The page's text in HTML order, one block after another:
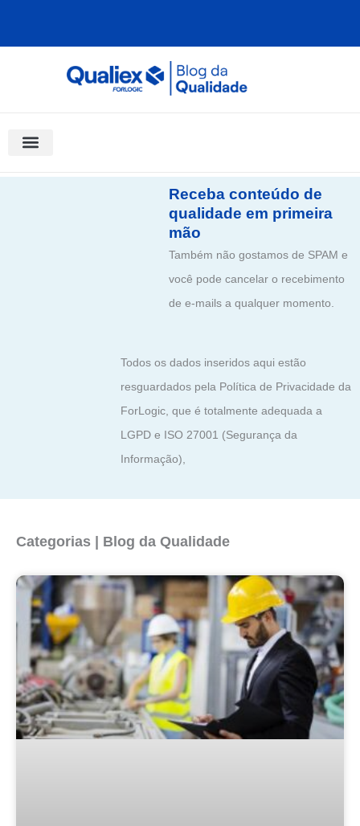
Receba conteúdo de
qualidade em primeira
mão
Também não gostamos de SPAM e
você pode cancelar o recebimento
de e-mails a qualquer momento.
Todos os dados inseridos aqui estão
resguardados pela Política de Privacidade da
ForLogic, que é totalmente adequada a
LGPD e ISO 27001 (Segurança da
Informação),
Categorias | Blog da Qualidade